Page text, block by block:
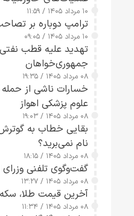
۱۰ مرداد ۱۴۰۵ / ۱۱:۵۹
ترامپ دوباره بر
۱۰ مرداد ۱۴۰۵ / ۰۹:۰۵
تهدید علیه قطب
جمهوری‌خواهان
۰۸ مرداد ۱۴۰۵ / ۱۹:۳۵
خسارات ناشی از حمله
علوم پزشکی اهواز
۰۸ مرداد ۱۴۰۵ / ۱۹:۰۳
بقایی خطاب به
نام نمی‌برید؟
۰۸ مرداد ۱۴۰۵ / ۱۸:۱۵
گفت‌وگوی تلفنی
۰۸ مرداد ۱۴۰۵ / ۱۳:۲۷
آخرین قیمت طلا، سکه ودلار8
۰۸ مرداد ۱۴۰۵ / ۱۱:۳۴